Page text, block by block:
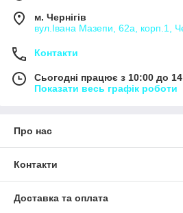
м. Чернігів
вул.Івана Мазепи, 62а, корп.1,
Контакти
Сьогодні працює з 10:00 до
Показати весь графік роботи
Про нас
Контакти
Доставка та оплата